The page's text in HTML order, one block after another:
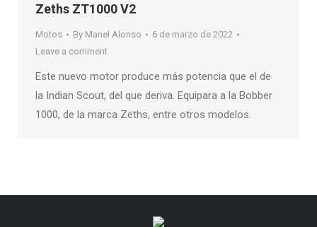
Zeths ZT1000 V2
Motos By Manel Alonso
6 de marzo de 2022
Leave a comment
Este nuevo motor produce más potencia que el de
la Indian Scout, del que deriva. Equipara a la Bobber
1000, de la marca Zeths, entre otros modelos.